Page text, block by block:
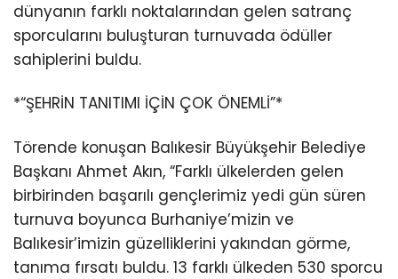
dünyanın farklı noktalarından gelen satranç
sporcularını buluşturan turnuvada ödüller
sahiplerini buldu.
*“ŞEHRİN TANITIMI İÇİN ÇOK ÖNEMLİ”*
Törende konuşan Balıkesir Büyükşehir Belediye
Başkanı Ahmet Akın, “Farklı ülkelerden gelen
birbirinden başarılı gençlerimiz yedi gün süren
turnuva boyunca Burhaniye’mizin ve
Balıkesir’imizin güzelliklerini yakından görme,
tanıma fırsatı buldu. 13 farklı ülkeden 530 sporcu